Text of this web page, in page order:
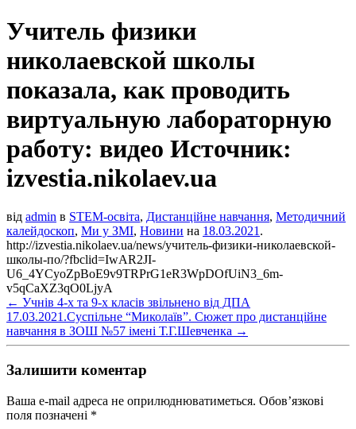
Учитель физики
николаевской школы
показала, как проводить
виртуальную лабораторную
работу: видео Источник:
izvestia.nikolaev.ua
від admin в STEM-освіта, Дистанційне навчання, Методичний
калейдоскоп, Ми у ЗМІ, Новини на 18.03.2021 .
http://izvestia.nikolaev.ua/news/учитель-физики-николаевской-
школы-по/?fbclid=IwAR2JI-
U6_4YCyoZpBoE9v9TRPrG1eR3WpDOfUiN3_6m-
v5qCaXZ3qO0LjyA
← Учнів 4-х та 9-х класів звільнено від ДПА
17.03.2021.Суспільне “Миколаїв”. Сюжет про дистанційне
навчання в ЗОШ №57 імені Т.Г.Шевченка →
Залишити коментар
Ваша e-mail адреса не оприлюднюватиметься. Обов’язкові
поля позначені *